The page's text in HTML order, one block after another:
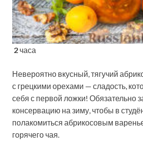
2 часа
Невероятно вкусный, тягучий
с грецкими орехами — сладость,
себя с первой ложки! Обязательно
консервацию на зиму, чтобы в
полакомиться абрикосовым
горячего чая.